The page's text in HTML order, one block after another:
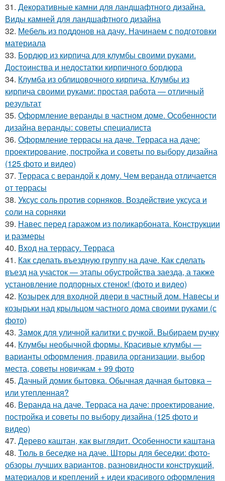
31. Декоративные камни для ландшафтного дизайна.
Виды камней для ландшафтного дизайна
32. Мебель из поддонов на дачу. Начинаем с подготовки
материала
33. Бордюр из кирпича для клумбы своими руками.
Достоинства и недостатки кирпичного бордюра
34. Клумба из облицовочного кирпича. Клумбы из
кирпича своими руками: простая работа — отличный
результат
35. Оформление веранды в частном доме. Особенности
дизайна веранды: советы специалиста
36. Оформление террасы на даче. Терраса на даче:
проектирование, постройка и советы по выбору дизайна
(125 фото и видео)
37. Терраса с верандой к дому. Чем веранда отличается
от террасы
38. Уксус соль против сорняков. Воздействие уксуса и
соли на сорняки
39. Навес перед гаражом из поликарбоната. Конструкции
и размеры
40. Вход на террасу. Терраса
41. Как сделать въездную группу на даче. Как сделать
въезд на участок — этапы обустройства заезда, а также
установление подпорных стенок! (фото и видео)
42. Козырек для входной двери в частный дом. Навесы и
козырьки над крыльцом частного дома своими руками (с
фото)
43. Замок для уличной калитки с ручкой. Выбираем ручку
44. Клумбы необычной формы. Красивые клумбы —
варианты оформления, правила организации, выбор
места, советы новичкам + 99 фото
45. Дачный домик бытовка. Обычная дачная бытовка –
или утепленная?
46. Веранда на даче. Терраса на даче: проектирование,
постройка и советы по выбору дизайна (125 фото и
видео)
47. Дерево каштан, как выглядит. Особенности каштана
48. Тюль в беседке на даче. Шторы для беседки: фото-
обзоры лучших вариантов, разновидности конструкций,
материалов и креплений + идеи красивого оформления